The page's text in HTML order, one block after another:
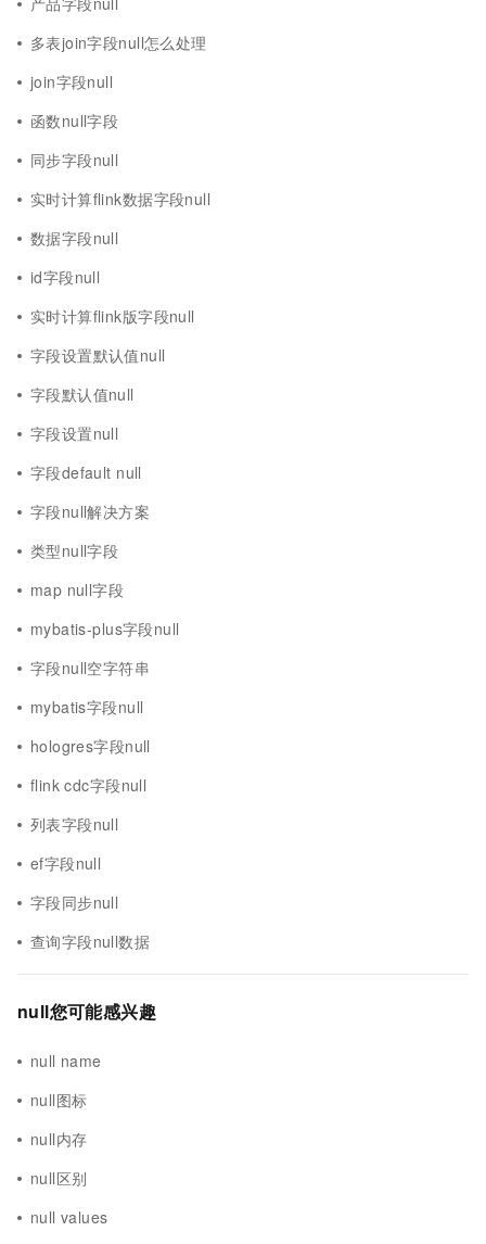
多表join字段null怎么处理
join字段null
函数null字段
同步字段null
实时计算flink数据字段null
数据字段null
id字段null
实时计算flink版字段null
字段设置默认值null
字段默认值null
字段设置null
字段default null
字段null解决方案
类型null字段
map null字段
mybatis-plus字段null
字段null空字符串
mybatis字段null
hologres字段null
flink cdc字段null
列表字段null
ef字段null
字段同步null
查询字段null数据
null您可能感兴趣
null name
null图标
null内存
null区别
null values